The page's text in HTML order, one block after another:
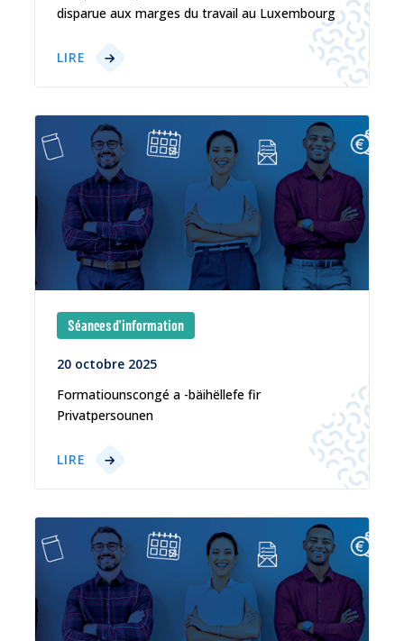
disparue aux marges du travail au Luxembourg
LIRE
Séances d'information
20 octobre 2025
Formatiounscongé a -bäihëllefe fir
Privatpersounen
LIRE